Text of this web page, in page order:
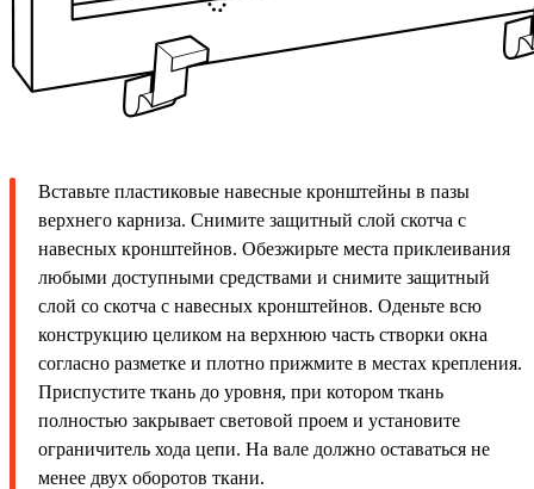
Вставьте пластиковые навесные кронштейны в пазы
верхнего карниза. Снимите защитный слой скотча с
навесных кронштейнов. Обезжирьте места приклеивания
любыми доступными средствами и снимите защитный
слой со скотча с навесных кронштейнов. Оденьте всю
конструкцию целиком на верхнюю часть створки окна
согласно разметке и плотно прижмите в местах крепления.
Приспустите ткань до уровня, при котором ткань
полностью закрывает световой проем и установите
ограничитель хода цепи. На вале должно оставаться не
менее двух оборотов ткани.